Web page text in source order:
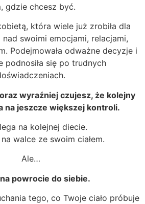
gdzie chcesz być.
która wiele już zrobiła dla
nad swoimi emocjami, relacjami,
Podejmowała odważne decyzje i
podnosiła się po trudnych
wyraźniej czujesz, że kolejny
na jeszcze większej kontroli.
na kolejnej diecie.
walce ze swoim ciałem.
Ale…
powrocie do siebie.
tego, co Twoje ciało próbuje